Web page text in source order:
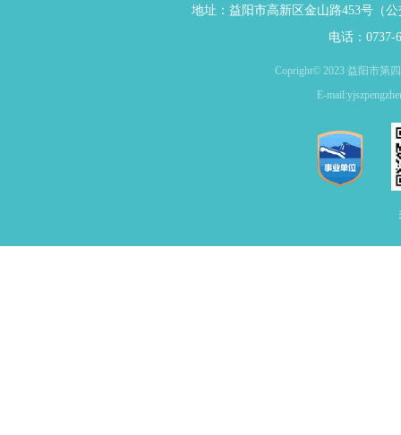
地址：益阳市高新区金山路453号（
电话：0737-
Copright© 2023 益阳市第
E-